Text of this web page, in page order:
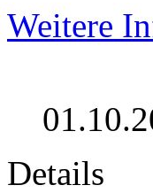
Weitere
Details